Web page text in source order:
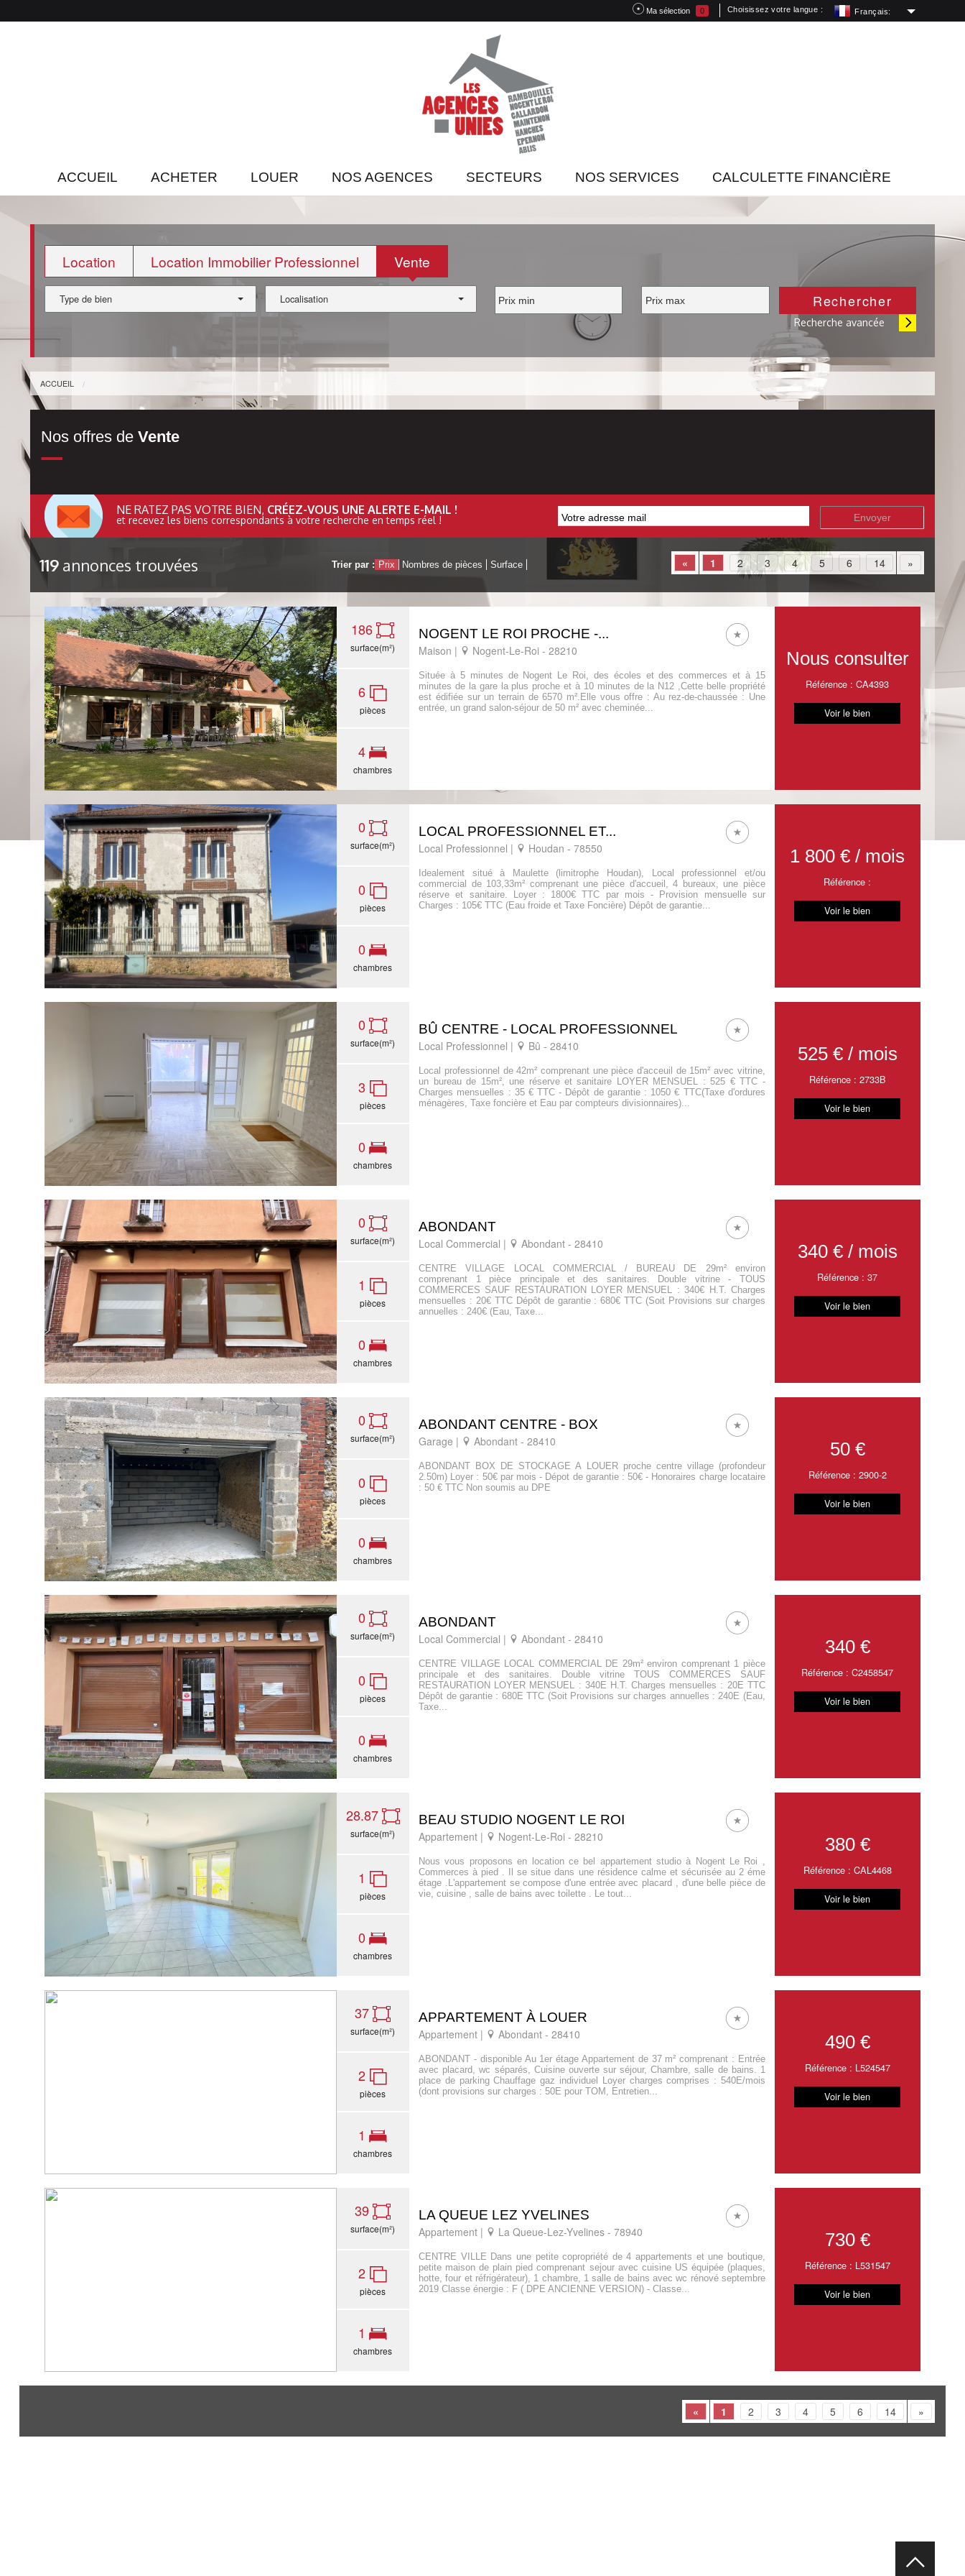
Ma sélection 0 Choisissez votre langue : Français:
ACCUEIL ACHETER LOUER NOS AGENCES SECTEURS NOS SERVICES CALCULETTE FINANCIÈRE
Location Location Immobilier Professionnel Vente
Type de bien Localisation rechercher
Recherche avancée
ACCUEIL
Nos offres de Vente
NE RATEZ PAS VOTRE BIEN, CRÉEZ-VOUS UNE ALERTE E-MAIL !
et recevez les biens correspondants à votre recherche en temps réel !
119annonces trouvées Trier par : Prix Nombres de pièces Surface « 1 2 3 4 5 6 14 »
186
surface(m²)
6
pièces
4
chambres
NOGENT LE ROI PROCHE -...
Maison | Nogent-Le-Roi - 28210
Située à 5 minutes de Nogent Le Roi, des écoles et des commerces et à 15
minutes de la gare la plus proche et à 10 minutes de la N12 ,Cette belle propriété
est édifiée sur un terrain de 6570 m².Elle vous offre : Au rez-de-chaussée : Une
entrée, un grand salon-séjour de 50 m² avec cheminée...
Nous consulter
Référence : CA4393
Voir le bien
0
surface(m²)
0
pièces
0
chambres
LOCAL PROFESSIONNEL ET...
Local Professionnel | Houdan - 78550
Idealement situé à Maulette (limitrophe Houdan), Local professionnel et/ou
commercial de 103,33m² comprenant une pièce d'accueil, 4 bureaux, une pièce
réserve et sanitaire. Loyer : 1800€ TTC par mois - Provision mensuelle sur
Charges : 105€ TTC (Eau froide et Taxe Foncière) Dépôt de garantie...
1 800 € / mois
Référence :
Voir le bien
0
surface(m²)
3
pièces
0
chambres
BÛ CENTRE - LOCAL PROFESSIONNEL
Local Professionnel | Bû - 28410
Local professionnel de 42m² comprenant une pièce d'acceuil de 15m² avec vitrine,
un bureau de 15m², une réserve et sanitaire LOYER MENSUEL : 525 € TTC -
Charges mensuelles : 35 € TTC - Dépôt de garantie : 1050 € TTC(Taxe d'ordures
ménagères, Taxe foncière et Eau par compteurs divisionnaires)...
525 € / mois
Référence : 2733B
Voir le bien
0
surface(m²)
1
pièces
0
chambres
ABONDANT
Local Commercial | Abondant - 28410
CENTRE VILLAGE LOCAL COMMERCIAL / BUREAU DE 29m² environ
comprenant 1 pièce principale et des sanitaires. Double vitrine - TOUS
COMMERCES SAUF RESTAURATION LOYER MENSUEL : 340€ H.T. Charges
mensuelles : 20€ TTC Dépôt de garantie : 680€ TTC (Soit Provisions sur charges
annuelles : 240€ (Eau, Taxe...
340 € / mois
Référence : 37
Voir le bien
0
surface(m²)
0
pièces
0
chambres
ABONDANT CENTRE - BOX
Garage | Abondant - 28410
ABONDANT BOX DE STOCKAGE A LOUER proche centre village (profondeur
2.50m) Loyer : 50€ par mois - Dépot de garantie : 50€ - Honoraires charge locataire
: 50 € TTC Non soumis au DPE
50 €
Référence : 2900-2
Voir le bien
0
surface(m²)
0
pièces
0
chambres
ABONDANT
Local Commercial | Abondant - 28410
CENTRE VILLAGE LOCAL COMMERCIAL DE 29m² environ comprenant 1 pièce
principale et des sanitaires. Double vitrine TOUS COMMERCES SAUF
RESTAURATION LOYER MENSUEL : 340E H.T. Charges mensuelles : 20E TTC
Dépôt de garantie : 680E TTC (Soit Provisions sur charges annuelles : 240E (Eau,
Taxe...
340 €
Référence : C2458547
Voir le bien
28.87
surface(m²)
1
pièces
0
chambres
BEAU STUDIO NOGENT LE ROI
Appartement | Nogent-Le-Roi - 28210
Nous vous proposons en location ce bel appartement studio à Nogent Le Roi ,
Commerces à pied . Il se situe dans une résidence calme et sécurisée au 2 éme
étage .L'appartement se compose d'une entrée avec placard , d'une belle pièce de
vie, cuisine , salle de bains avec toilette . Le tout...
380 €
Référence : CAL4468
Voir le bien
37
surface(m²)
2
pièces
1
chambres
APPARTEMENT À LOUER
Appartement | Abondant - 28410
ABONDANT - disponible Au 1er étage Appartement de 37 m² comprenant : Entrée
avec placard, wc séparés, Cuisine ouverte sur séjour, Chambre, salle de bains. 1
place de parking Chauffage gaz individuel Loyer charges comprises : 540E/mois
(dont provisions sur charges : 50E pour TOM, Entretien...
490 €
Référence : L524547
Voir le bien
39
surface(m²)
2
pièces
1
chambres
LA QUEUE LEZ YVELINES
Appartement | La Queue-Lez-Yvelines - 78940
CENTRE VILLE Dans une petite copropriété de 4 appartements et une boutique,
petite maison de plain pied comprenant sejour avec cuisine US équipée (plaques,
hotte, four et réfrigérateur), 1 chambre, 1 salle de bains avec wc rénové septembre
2019 Classe énergie : F ( DPE ANCIENNE VERSION) - Classe...
730 €
Référence : L531547
Voir le bien
« 1 2 3 4 5 6 14 »